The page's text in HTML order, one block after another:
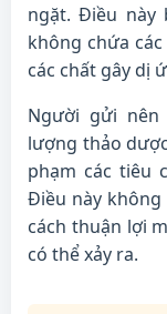
ngặt. Điều này
không chứa
các chất gây dị
Người gửi
lượng thảo
phạm các tiêu
Điều này
cách thuận lợi
có thể xảy ra.